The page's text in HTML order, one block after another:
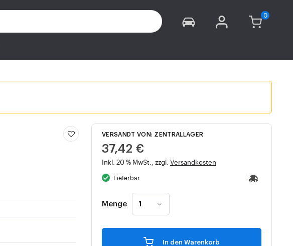
VERSANDT VON: ZENTRALLAGER
37,42 €
Inkl. 20 % MwSt., zzgl. Versandkosten
Lieferbar
Menge
In den Warenkorb